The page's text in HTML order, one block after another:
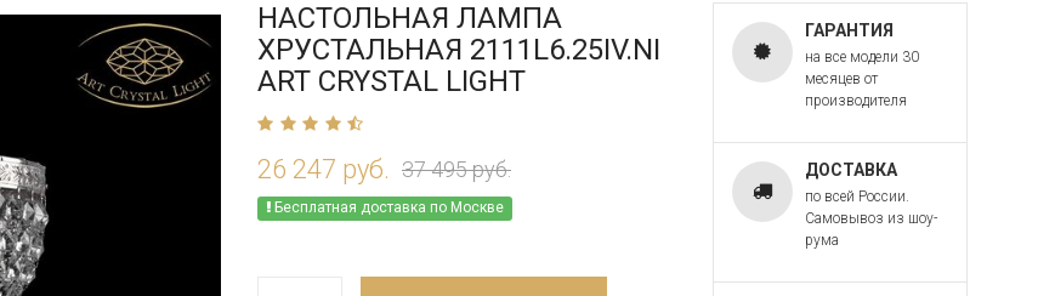
НАСТОЛЬНАЯ ЛАМПА
ХРУСТАЛЬНАЯ 2111L6.25IV.NI
ART CRYSTAL LIGHT
26 247 руб. 37 495 руб.
Бесплатная доставка по Москве
ГАРАНТИЯ
на все модели 30
месяцев от
производителя
ДОСТАВКА
по всей России.
Самовывоз из шоу-
рума